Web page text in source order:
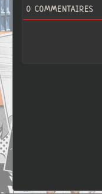
0 COMMENTAIRES